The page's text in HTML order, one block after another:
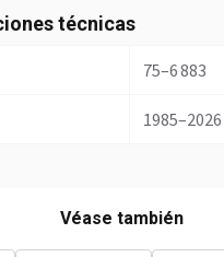
técnicas
75–6 883
1985–2026
Véase también